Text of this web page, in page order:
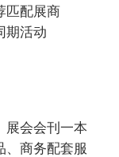
匹配展商
期活动
展会会刊一本
、商务配套服